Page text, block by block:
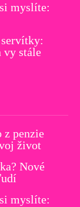
myslíte:
vy stále
z penzie
život
Nové
myslíte: